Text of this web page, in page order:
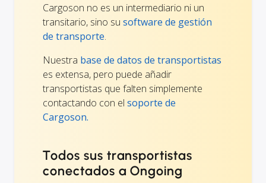
Cargoson no es un intermediario ni un
transitario, sino su software de gestión
de transporte.
Nuestra base de datos de transportistas
es extensa, pero puede añadir
transportistas que falten simplemente
contactando con el soporte de
Cargoson.
Todos sus transportistas
conectados a Ongoing